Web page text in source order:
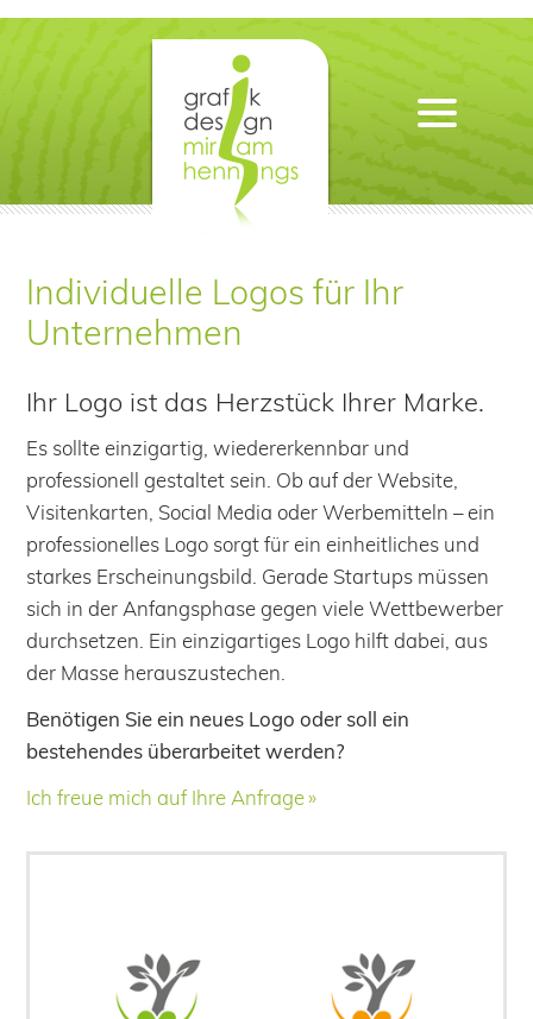
Individuelle Logos für Ihr
Unternehmen
Ihr Logo ist das Herzstück Ihrer Marke.
Es sollte einzigartig, wiedererkennbar und
professionell gestaltet sein. Ob auf der Website,
Visitenkarten, Social Media oder Werbemitteln – ein
professionelles Logo sorgt für ein einheitliches und
starkes Erscheinungsbild. Gerade Startups müssen
sich in der Anfangsphase gegen viele Wettbewerber
durchsetzen. Ein einzigartiges Logo hilft dabei, aus
der Masse herauszustechen.
Benötigen Sie ein neues Logo oder soll ein
bestehendes überarbeitet werden?
Ich freue mich auf Ihre Anfrage